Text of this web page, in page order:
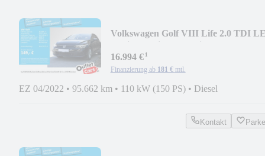
Volkswagen Golf VIII Life 2.0 TDI
16.994 €¹
Finanzierung ab 181 € mtl.
EZ 04/2022 • 95.662 km • 110 kW (150 PS) • Diesel
Kontakt